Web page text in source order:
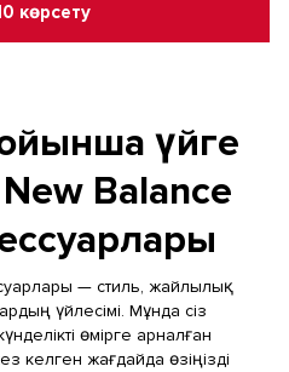
көрсету
үйге
New Balance
— стиль, жайлылық
үйлесімі. Мұнда сіз
өмірге арналған
келген жағдайда өзіңізді